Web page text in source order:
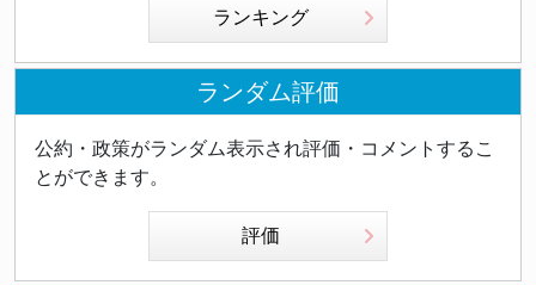
ランキング
ランダム評価
公約・政策がランダム表示され評価・コメントするこ
とができます。
評価